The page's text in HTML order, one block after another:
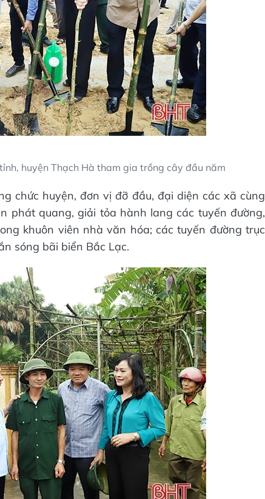
huyện Thạch Hà tham gia trồng cây đầu năm
chức huyện, đơn vị đỡ đầu, đại diện các xã cùng
phát quang, giải tỏa hành lang các tuyến đường,
khuôn viên nhà văn hóa; các tuyến đường trục
sóng bãi biển Bắc Lạc.